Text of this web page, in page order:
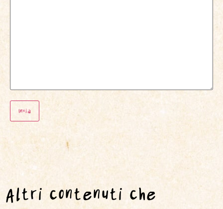
Altri contenuti che